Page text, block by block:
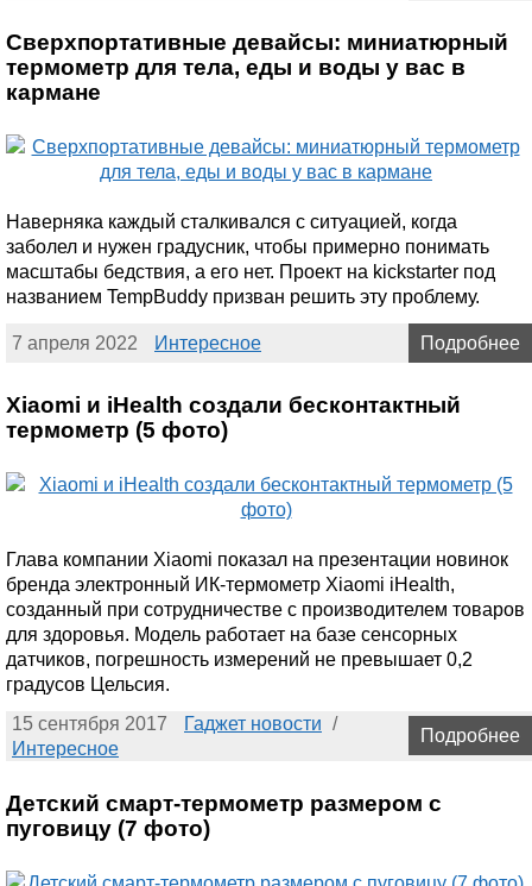
Сверхпортативные девайсы: миниатюрный
термометр для тела, еды и воды у вас в
кармане
Наверняка каждый сталкивался с ситуацией, когда
заболел и нужен градусник, чтобы примерно понимать
масштабы бедствия, а его нет. Проект на kickstarter под
названием TempBuddy призван решить эту проблему.
7 апреля 2022 Интересное Подробнее
Xiaomi и iHealth создали бесконтактный
термометр (5 фото)
Глава компании Xiaomi показал на презентации новинок
бренда электронный ИК-термометр Xiaomi iHealth,
созданный при сотрудничестве с производителем товаров
для здоровья. Модель работает на базе сенсорных
датчиков, погрешность измерений не превышает 0,2
градусов Цельсия.
15 сентября 2017
Гаджет новости /
Интересное
Подробнее
Детский смарт-термометр размером с
пуговицу (7 фото)